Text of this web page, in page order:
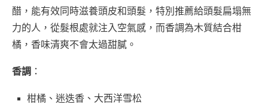
醋，能有效同時滋養頭皮和頭髮，特別推薦給頭髮扁塌無
力的人，從髮根處就注入空氣感，而香調為木質結合柑
橘，香味清爽不會太過甜膩。
香調 ：
柑橘、迷迭香、大西洋雪松